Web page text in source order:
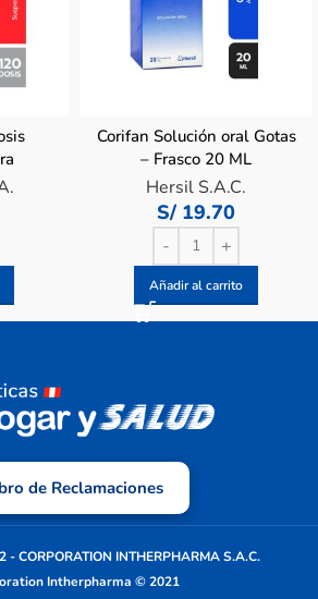
–
Corifan Solución oral Gotas
– Frasco 20 ML
Hersil S.A.C.
S/ 19.70
Añadir al carrito
de Reclamaciones
- CORPORATION INTHERPHARMA S.A.C.
Intherpharma © 2021